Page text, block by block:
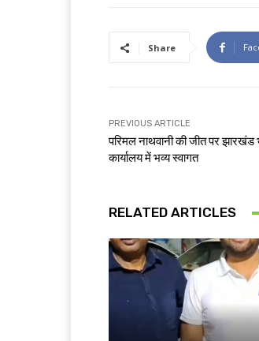
Share
PREVIOUS ARTICLE
परिमल नाथवानी की जीत पर झारखंड
कार्यालय में भव्य स्वागत
RELATED ARTICLES